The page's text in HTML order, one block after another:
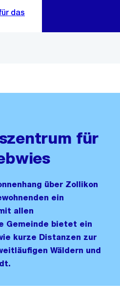
Alter
für
über Zollikon
ein
allen
Gemeinde bietet ein
kurze Distanzen zur
Wäldern und